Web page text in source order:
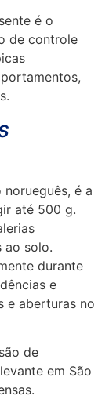
é o
de controle
é a
até 500 g.
ao solo.
durante
e
e aberturas no
de
em São